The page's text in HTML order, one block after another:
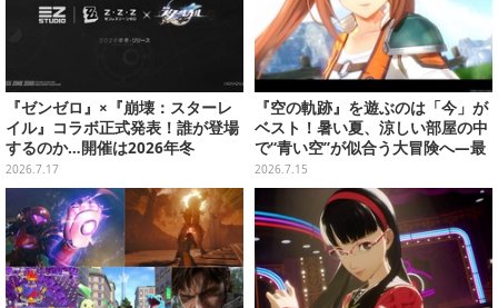
『ゼンゼロ』×『崩壊：スターレ
イル』コラボ正式発表！誰が登場
するのか…開催は2026年冬
2026.7.17
『空の軌跡』を遊ぶのは「今」が
ベスト！暑い夏、涼しい部屋の中
で“青い空”が似合う大冒険へ―最
安値でセール中の『the 1st』か
ら新作『空の軌跡 the 2nd』まで
駆け抜けよう
2026.7.15